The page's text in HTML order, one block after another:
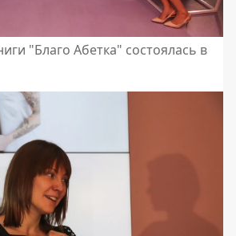
"Благо Абетка" состоялась в